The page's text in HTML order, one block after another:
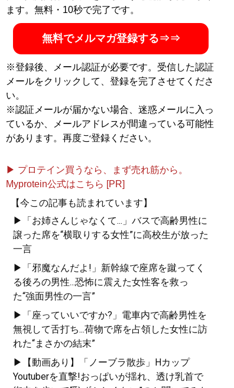
記事一覧へ
ます。無料・10秒で完了です。
無料でメルマガ登録する⇒⇒
※登録後、メール認証が必要です。受信した認証
メールをクリックして、登録を完了させてくださ
い。
※認証メールが届かない場合、迷惑メールに入っ
ているか、メールアドレスが間違っている可能性
があります。再度ご登録ください。
▶ プロテイン買うなら、まず売れ筋から。
Myprotein公式はこちら [PR]
【今この記事も読まれています】
▶「お姉さんじゃなくて...」バスで高齢男性に
譲った席を“横取りする女性”に高校生が放った
一言
▶「邪魔なんだよ!」新幹線で座席を蹴ってく
る後ろの男性...恐怖に震えた女性客を救っ
た“強面男性の一言”
▶「座っていいですか?」電車内で高齢男性を
無視して舌打ち...荷物で席を占領した女性に訪
れた“まさかの結末”
▶【動画あり】「ノーブラ散歩」Hカップ
Youtuberを直撃!おっぱいが揺れ、透け乳首で